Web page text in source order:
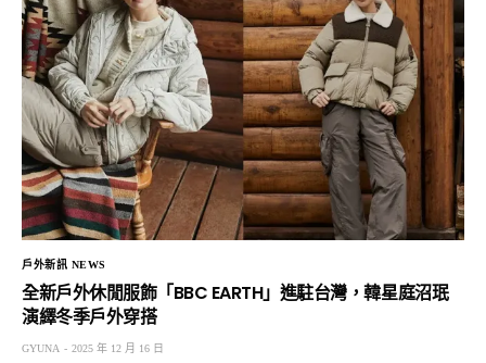
戶外新訊 NEWS
全新戶外休閒服飾「BBC EARTH」進駐台灣，韓星庭沼珉
演繹冬季戶外穿搭
GYUNA 2025 年 12 月 16 日